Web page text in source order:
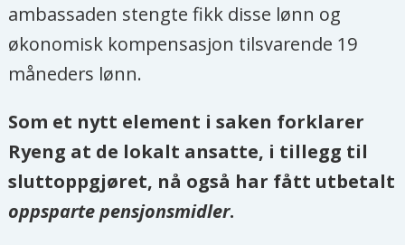
ambassaden stengte fikk disse lønn og
økonomisk kompensasjon tilsvarende 19
måneders lønn.
Som et nytt element i saken forklarer
Ryeng at de lokalt ansatte, i tillegg til
sluttoppgjøret, nå også har fått utbetalt
oppsparte pensjonsmidler.